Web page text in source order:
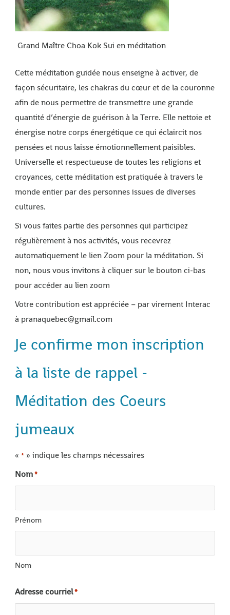
Grand Maître Choa Kok Sui en méditation
Cette méditation guidée nous enseigne à activer, de
façon sécuritaire, les chakras du cœur et de la couronne
afin de nous permettre de transmettre une grande
quantité d’énergie de guérison à la Terre. Elle nettoie et
énergise notre corps énergétique ce qui éclaircit nos
pensées et nous laisse émotionnellement paisibles.
Universelle et respectueuse de toutes les religions et
croyances, cette méditation est pratiquée à travers le
monde entier par des personnes issues de diverses
cultures.
Si vous faites partie des personnes qui participez
régulièrement à nos activités, vous recevrez
automatiquement le lien Zoom pour la méditation. Si
non, nous vous invitons à cliquer sur le bouton ci-bas
pour accéder au lien zoom
Votre contribution est appréciée – par virement Interac
à pranaquebec@gmail.com
Je confirme mon inscription
à la liste de rappel -
Méditation des Coeurs
jumeaux
« *» indique les champs nécessaires
Nom*
Prénom
Nom
Adresse courriel*